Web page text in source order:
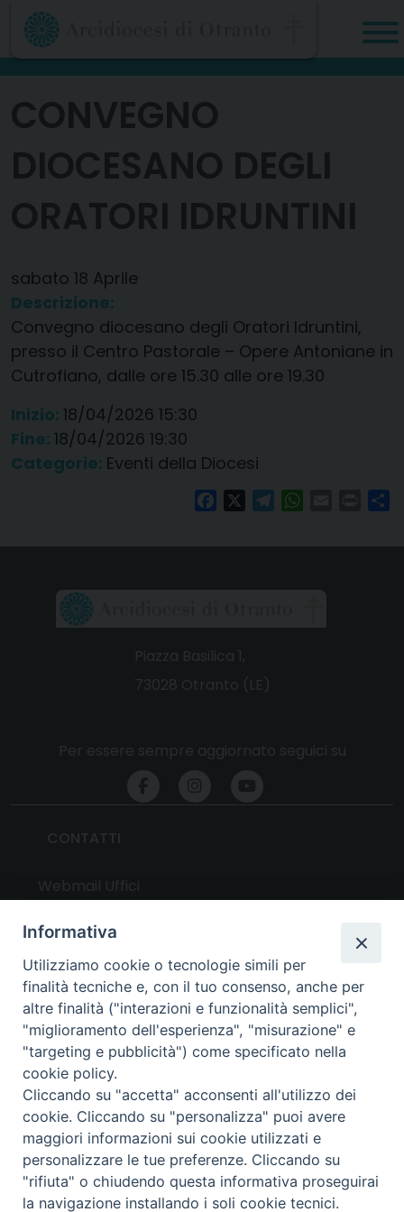
Skip
content
CONVEGNO
DIOCESANO DEGLI
ORATORI IDRUNTINI
sabato 18 Aprile
Descrizione:
Convegno diocesano degli Oratori Idruntini,
presso il Centro Pastorale – Opere Antoniane in
Cutrofiano, dalle ore 15.30 alle ore 19.30
Inizio: 18/04/2026 15:30
Fine: 18/04/2026 19:30
Categorie: Eventi della Diocesi
FacebookTelegramWhatsAppPrint
UTILITY
News
Altri articoli
Notizie nazionali
Download
Amministrazione Trasparente
Privacy e cookie policy
Informativa
Utilizziamo cookie o tecnologie simili per
finalità tecniche e, con il tuo consenso, anche per
altre finalità ("interazioni e funzionalità semplici",
"miglioramento dell'esperienza", "misurazione" e
"targeting e pubblicità") come specificato nella
cookie policy.
Cliccando su "accetta" acconsenti all'utilizzo dei
cookie. Cliccando su "personalizza" puoi avere
maggiori informazioni sui cookie utilizzati e
personalizzare le tue preferenze. Cliccando su
"rifiuta" o chiudendo questa informativa proseguirai
la navigazione installando i soli cookie tecnici.